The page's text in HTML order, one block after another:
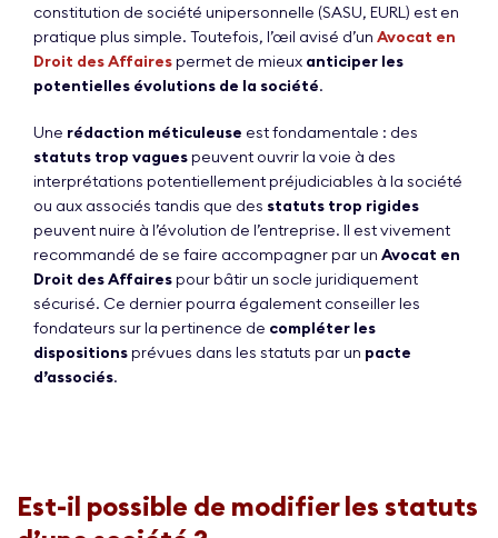
constitution de société unipersonnelle (SASU, EURL) est en
pratique plus simple. Toutefois, l’œil avisé d’un Avocat en
Droit des Affairespermet de mieux anticiper les
potentielles évolutions de la société.
Une rédaction méticuleuse est fondamentale : des
statuts trop vaguespeuvent ouvrir la voie à des
interprétations potentiellement préjudiciables à la société
ou aux associés tandis que des statuts trop rigides
peuvent nuire à l’évolution de l’entreprise. Il est vivement
recommandé de se faire accompagner par un Avocat en
Droit des Affairespour bâtir un socle juridiquement
sécurisé. Ce dernier pourra également conseiller les
fondateurs sur la pertinence de compléter les
dispositionsprévues dans les statuts par un pacte
d’associés.
Est-il possible de modifier les statuts